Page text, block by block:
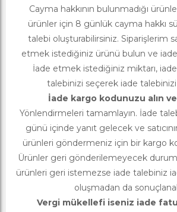
Cayma hakkının bulunmadığı
ürünler için 8 günlük cayma hakkı
talebi oluşturabilirsiniz. Siparişlerim
etmek istediğiniz ürünü bulun ve iade
İade etmek istediğiniz miktarı,
talebinizi seçerek iade
İade kargo kodunuzu alın
Yönlendirmeleri tamamlayın. İade
günü içinde yanıt gelecek ve
ürünleri göndermeniz için bir kargo
Ürünler geri gönderilemeyecek
ürünleri geri istemezse iade talebiniz
oluşmadan da
Vergi mükellefi iseniz iade